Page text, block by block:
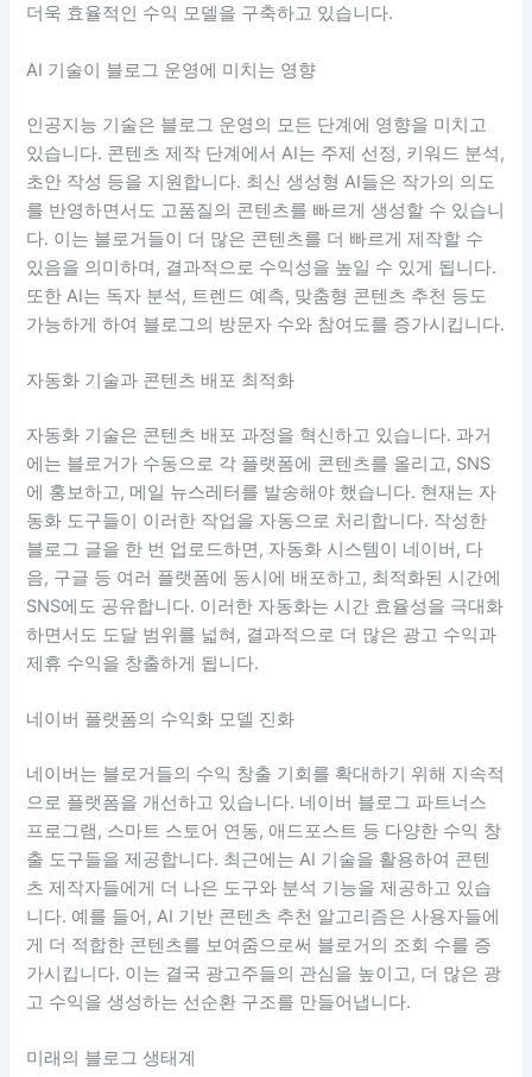
더욱 효율적인 수익 모델을 구축하고 있습니다.
AI 기술이 블로그 운영에 미치는 영향
인공지능 기술은 블로그 운영의 모든 단계에 영향을 미치고
있습니다. 콘텐츠 제작 단계에서 AI는 주제 선정, 키워드 분석,
초안 작성 등을 지원합니다. 최신 생성형 AI들은 작가의 의도
를 반영하면서도 고품질의 콘텐츠를 빠르게 생성할 수 있습니
다. 이는 블로거들이 더 많은 콘텐츠를 더 빠르게 제작할 수
있음을 의미하며, 결과적으로 수익성을 높일 수 있게 됩니다.
또한 AI는 독자 분석, 트렌드 예측, 맞춤형 콘텐츠 추천 등도
가능하게 하여 블로그의 방문자 수와 참여도를 증가시킵니다.
자동화 기술과 콘텐츠 배포 최적화
자동화 기술은 콘텐츠 배포 과정을 혁신하고 있습니다. 과거
에는 블로거가 수동으로 각 플랫폼에 콘텐츠를 올리고, SNS
에 홍보하고, 메일 뉴스레터를 발송해야 했습니다. 현재는 자
동화 도구들이 이러한 작업을 자동으로 처리합니다. 작성한
블로그 글을 한 번 업로드하면, 자동화 시스템이 네이버, 다
음, 구글 등 여러 플랫폼에 동시에 배포하고, 최적화된 시간에
SNS에도 공유합니다. 이러한 자동화는 시간 효율성을 극대화
하면서도 도달 범위를 넓혀, 결과적으로 더 많은 광고 수익과
제휴 수익을 창출하게 됩니다.
네이버 플랫폼의 수익화 모델 진화
네이버는 블로거들의 수익 창출 기회를 확대하기 위해 지속적
으로 플랫폼을 개선하고 있습니다. 네이버 블로그 파트너스
프로그램, 스마트 스토어 연동, 애드포스트 등 다양한 수익 창
출 도구들을 제공합니다. 최근에는 AI 기술을 활용하여 콘텐
츠 제작자들에게 더 나은 도구와 분석 기능을 제공하고 있습
니다. 예를 들어, AI 기반 콘텐츠 추천 알고리즘은 사용자들에
게 더 적합한 콘텐츠를 보여줌으로써 블로거의 조회 수를 증
가시킵니다. 이는 결국 광고주들의 관심을 높이고, 더 많은 광
고 수익을 생성하는 선순환 구조를 만들어냅니다.
미래의 블로그 생태계